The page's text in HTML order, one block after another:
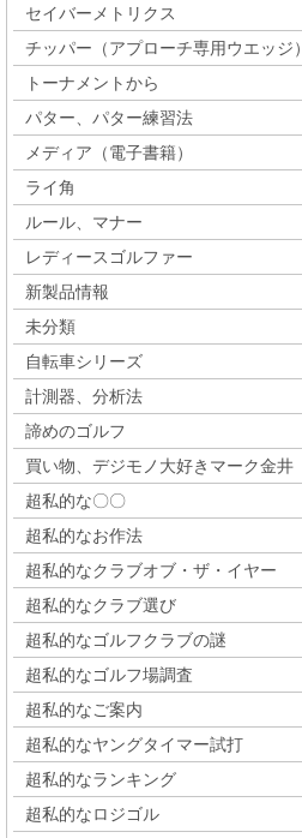
セイバーメトリクス
チッパー（アプローチ専用ウエッジ）
トーナメントから
パター、パター練習法
メディア（電子書籍）
ライ角
ルール、マナー
レディースゴルファー
新製品情報
未分類
自転車シリーズ
計測器、分析法
諦めのゴルフ
買い物、デジモノ大好きマーク金井
超私的な〇〇
超私的なお作法
超私的なクラブオブ・ザ・イヤー
超私的なクラブ選び
超私的なゴルフクラブの謎
超私的なゴルフ場調査
超私的なご案内
超私的なヤングタイマー試打
超私的なランキング
超私的なロジゴル